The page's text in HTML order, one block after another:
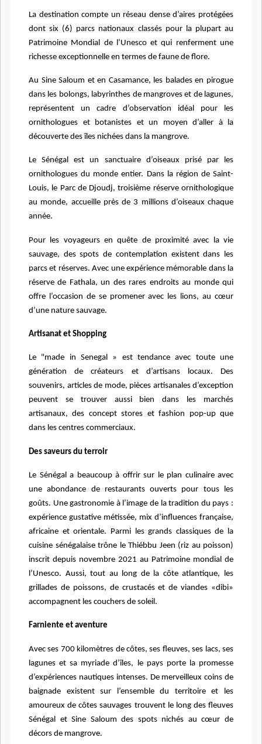
La destination compte un réseau dense d’aires protégées
dont six (6) parcs nationaux classés pour la plupart au
Patrimoine Mondial de l’Unesco et qui renferment une
richesse exceptionnelle en termes de faune de flore.
Au Sine Saloum et en Casamance, les balades en pirogue
dans les bolongs, labyrinthes de mangroves et de lagunes,
représentent un cadre d’observation idéal pour les
ornithologues et botanistes et un moyen d’aller à la
découverte des îles nichées dans la mangrove.
Le Sénégal est un sanctuaire d’oiseaux prisé par les
ornithologues du monde entier. Dans la région de Saint-
Louis, le Parc de Djoudj, troisième réserve ornithologique
au monde, accueille près de 3 millions d’oiseaux chaque
année.
Pour les voyageurs en quête de proximité avec la vie
sauvage, des spots de contemplation existent dans les
parcs et réserves. Avec une expérience mémorable dans la
réserve de Fathala, un des rares endroits au monde qui
offre l’occasion de se promener avec les lions, au cœur
d’une nature sauvage.
Artisanat et Shopping
Le "made in Senegal » est tendance avec toute une
génération de créateurs et d’artisans locaux. Des
souvenirs, articles de mode, pièces artisanales d’exception
peuvent se trouver aussi bien dans les marchés
artisanaux, des concept stores et fashion pop-up que
dans les centres commerciaux.
Des saveurs du terroir
Le Sénégal a beaucoup à offrir sur le plan culinaire avec
une abondance de restaurants ouverts pour tous les
goûts. Une gastronomie à l’image de la tradition du pays :
expérience gustative métissée, mix d’influences française,
africaine et orientale. Parmi les grands classiques de la
cuisine sénégalaise trône le Thiébbu Jeen (riz au poisson)
inscrit depuis novembre 2021 au Patrimoine mondial de
l’Unesco. Aussi, tout au long de la côte atlantique, les
grillades de poissons, de crustacés et de viandes «dibi»
accompagnent les couchers de soleil.
Farniente et aventure
Avec ses 700 kilomètres de côtes, ses fleuves, ses lacs, ses
lagunes et sa myriade d’îles, le pays porte la promesse
d’expériences nautiques intenses. De merveilleux coins de
baignade existent sur l’ensemble du territoire et les
amoureux de côtes sauvages trouvent le long des fleuves
Sénégal et Sine Saloum des spots nichés au cœur de
décors de mangrove.